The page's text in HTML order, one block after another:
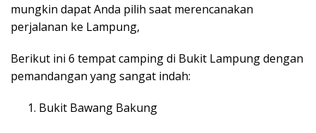
mungkin dapat Anda pilih saat merencanakan
perjalanan ke Lampung,
Berikut ini 6 tempat camping di Bukit Lampung dengan
pemandangan yang sangat indah:
Bukit Bawang Bakung